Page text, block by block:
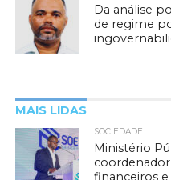
Da análise
de regime
MAIS LIDAS
SOCIEDADE
Ministério
financeiros e